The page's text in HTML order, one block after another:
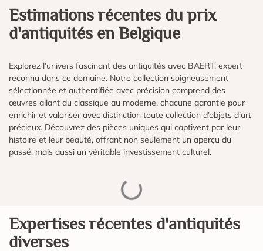
Estimations récentes du prix
d'antiquités en Belgique
Explorez l’univers fascinant des antiquités avec BAERT, expert
reconnu dans ce domaine. Notre collection soigneusement
sélectionnée et authentifiée avec précision comprend des
œuvres allant du classique au moderne, chacune garantie pour
enrichir et valoriser avec distinction toute collection d’objets d’art
précieux. Découvrez des pièces uniques qui captivent par leur
histoire et leur beauté, offrant non seulement un aperçu du
passé, mais aussi un véritable investissement culturel.